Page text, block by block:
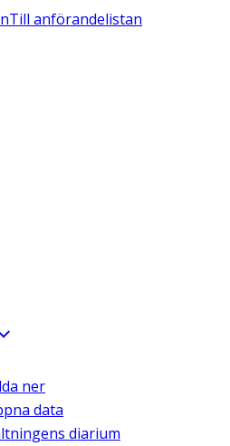
Till anförandelistan
ner
data
diarium